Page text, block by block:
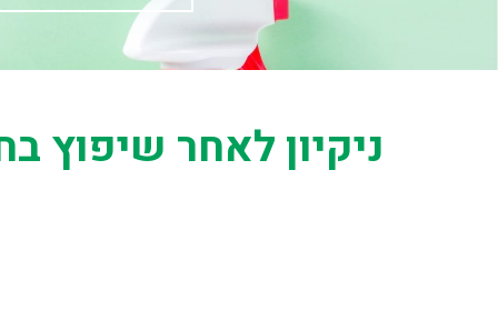
ניקיון לאחר שיפוץ